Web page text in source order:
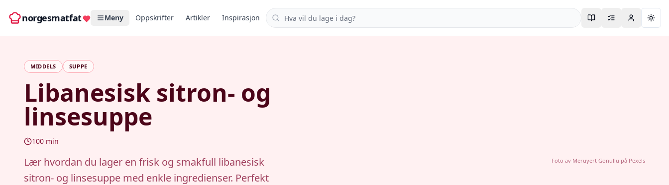
norgesmatfat Meny Oppskrifter Artikler Inspirasjon Søk i oppskrifter
MIDDELS SUPPE
Libanesisk sitron- og
linsesuppe
100 min
Lær hvordan du lager en frisk og smakfull libanesisk
sitron- og linsesuppe med enkle ingredienser. Perfekt
Foto av Meruyert Gonullu på Pexels